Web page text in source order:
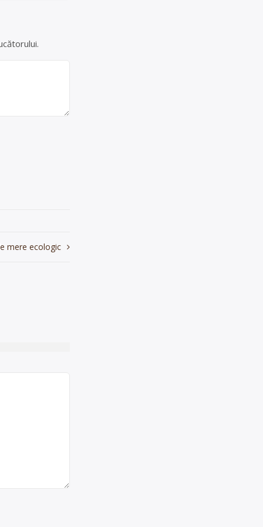
mere ecologic